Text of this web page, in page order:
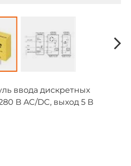
ввода дискретных
В AC/DC, выход 5 В